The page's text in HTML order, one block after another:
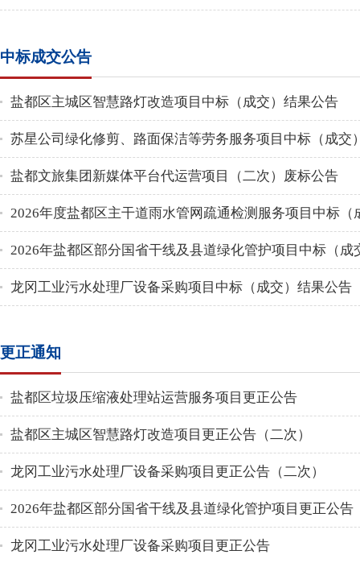
中标成交公告
盐都区主城区智慧路灯改造项目中标（成交）结果公告
苏星公司绿化修剪、路面保洁等劳务服务项目中标（成交
盐都文旅集团新媒体平台代运营项目（二次）废标公告
2026年度盐都区主干道雨水管网疏通检测服务项目中标（
2026年盐都区部分国省干线及县道绿化管护项目中标（成
龙冈工业污水处理厂设备采购项目中标（成交）结果公告
更正通知
盐都区垃圾压缩液处理站运营服务项目更正公告
盐都区主城区智慧路灯改造项目更正公告（二次）
龙冈工业污水处理厂设备采购项目更正公告（二次）
2026年盐都区部分国省干线及县道绿化管护项目更正公告
龙冈工业污水处理厂设备采购项目更正公告